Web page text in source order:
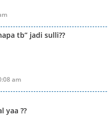
tb” jadi sulli??
am
yaa ??